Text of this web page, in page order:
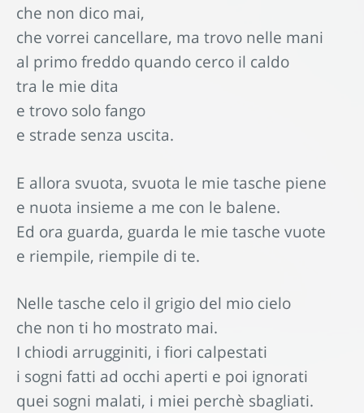
che non dico mai,
che vorrei cancellare, ma trovo nelle mani
al primo freddo quando cerco il caldo
tra le mie dita
e trovo solo fango
e strade senza uscita.
E allora svuota, svuota le mie tasche piene
e nuota insieme a me con le balene.
Ed ora guarda, guarda le mie tasche vuote
e riempile, riempile di te.
Nelle tasche celo il grigio del mio cielo
che non ti ho mostrato mai.
I chiodi arrugginiti, i fiori calpestati
i sogni fatti ad occhi aperti e poi ignorati
quei sogni malati, i miei perchè sbagliati.